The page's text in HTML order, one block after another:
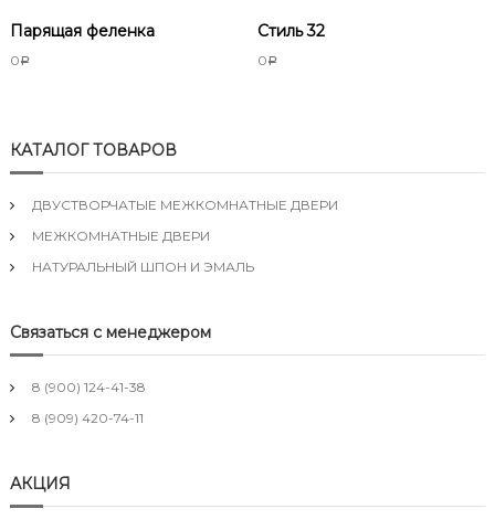
Парящая феленка
0 Р
Стиль 32
0 Р
КАТАЛОГ ТОВАРОВ
ДВУСТВОРЧАТЫЕ МЕЖКОМНАТНЫЕ ДВЕРИ
МЕЖКОМНАТНЫЕ ДВЕРИ
НАТУРАЛЬНЫЙ ШПОН И ЭМАЛЬ
Связаться с менеджером
8 (900) 124-41-38
8 (909) 420-74-11
АКЦИЯ